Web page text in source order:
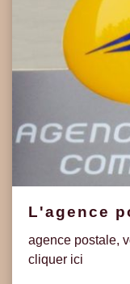
L'agence
agence postale,
cliquer ici